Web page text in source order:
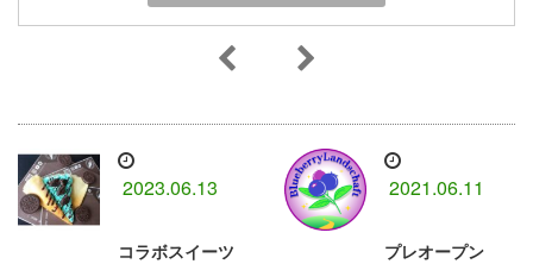
2023.06.13
コラボスイーツ
2021.06.11
プレオープン